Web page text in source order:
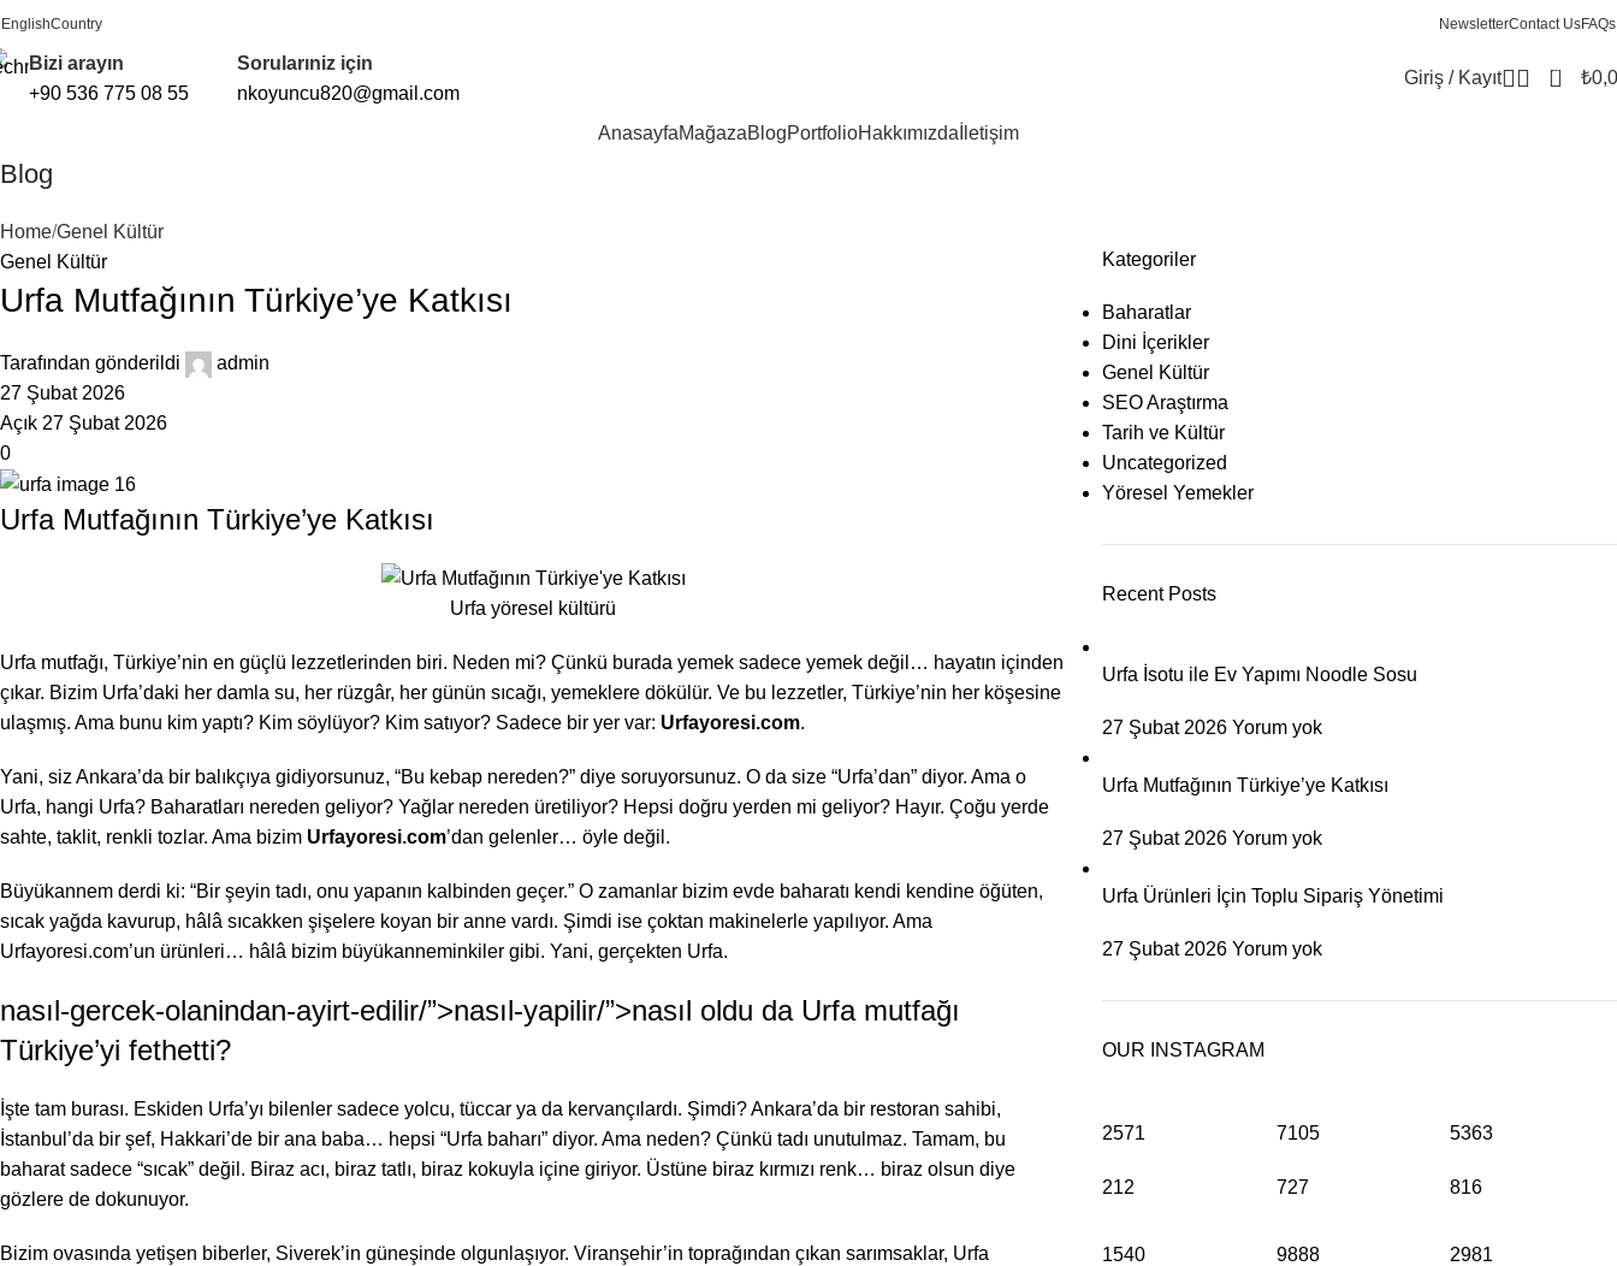
EnglishCountry NewsletterContact UsFAQs
Bizi arayın
+90 536 775 08 55
Sorularıniz için
nkoyuncu820@gmail.com
Giriş / Kayıt 0 ₺
AnasayfaMağazaBlogPortfolioHakkımızda İletişim
Blog
Home Genel Kültür
Genel Kültür
Urfa Mutfağının Türkiye’ye Katkısı
Tarafından gönderildi
admin
27 Şubat 2026
Açık 27 Şubat 2026
0
Urfa Mutfağının Türkiye’ye Katkısı
Urfa yöresel kültürü
Urfa mutfağı, Türkiye’nin en güçlü lezzetlerinden biri. Neden mi? Çünkü burada yemek sadece yemek değil… hayatın içinden
çıkar. Bizim Urfa’daki her damla su, her rüzgâr, her günün sıcağı, yemeklere dökülür. Ve bu lezzetler, Türkiye’nin her köşesine
ulaşmış. Ama bunu kim yaptı? Kim söylüyor? Kim satıyor? Sadece bir yer var: Urfayoresi.com.
Yani, siz Ankara’da bir balıkçıya gidiyorsunuz, “Bu kebap nereden?” diye soruyorsunuz. O da size “Urfa’dan” diyor. Ama o
Urfa, hangi Urfa? Baharatları nereden geliyor? Yağlar nereden üretiliyor? Hepsi doğru yerden mi geliyor? Hayır. Çoğu yerde
sahte, taklit, renkli tozlar. Ama bizim Urfayoresi.com’dan gelenler… öyle değil.
Büyükannem derdi ki: “Bir şeyin tadı, onu yapanın kalbinden geçer.” O zamanlar bizim evde baharatı kendi kendine öğüten,
sıcak yağda kavurup, hâlâ sıcakken şişelere koyan bir anne vardı. Şimdi ise çoktan makinelerle yapılıyor. Ama
Urfayoresi.com’un ürünleri… hâlâ bizim büyükanneminkiler gibi. Yani, gerçekten Urfa.
nasıl-gercek-olanindan-ayirt-edilir/”>nasıl-yapilir/”>nasıl oldu da Urfa mutfağı
Türkiye’yi fethetti?
İşte tam burası. Eskiden Urfa’yı bilenler sadece yolcu, tüccar ya da kervançılardı. Şimdi? Ankara’da bir restoran sahibi,
İstanbul’da bir şef, Hakkari’de bir ana baba… hepsi “Urfa baharı” diyor. Ama neden? Çünkü tadı unutulmaz. Tamam, bu
baharat sadece “sıcak” değil. Biraz acı, biraz tatlı, biraz kokuyla içine giriyor. Üstüne biraz kırmızı renk… biraz olsun diye
gözlere de dokunuyor.
Bizim ovasında yetişen biberler, Siverek’in güneşinde olgunlaşıyor. Viranşehir’in toprağından çıkan sarımsaklar, Urfa
Kategoriler
Baharatlar
Dini İçerikler
Genel Kültür
SEO Araştırma
Tarih ve Kültür
Uncategorized
Yöresel Yemekler
Recent Posts
Urfa İsotu ile Ev Yapımı Noodle Sosu
27 Şubat 2026 Yorum yok
Urfa Mutfağının Türkiye’ye Katkısı
27 Şubat 2026 Yorum yok
Urfa Ürünleri İçin Toplu Sipariş Yönetimi
27 Şubat 2026 Yorum yok
OUR INSTAGRAM
2571
212
7105
727
5363
816
1540 9888 2981